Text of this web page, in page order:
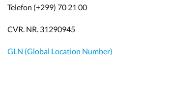
Telefon (+299) 70 21 00
CVR. NR. 31290945
GLN (Global Location Number)